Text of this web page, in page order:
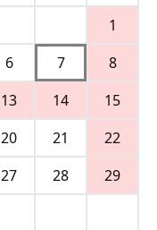
1
6 7
8
13 14
15
20 21
22
27 28
29